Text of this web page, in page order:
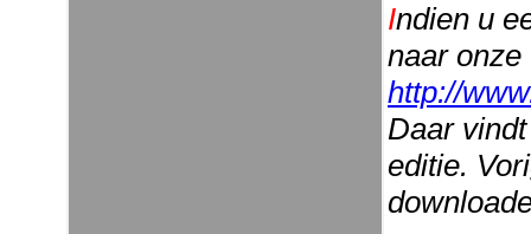
Indien u
naar
http://
Daar
editie.